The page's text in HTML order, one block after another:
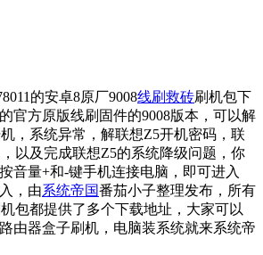
的安卓8原厂9008线刷救砖刷机包下
官方原版线刷固件的9008版本，可以解
，系统异常，解联想Z5开机密码，联
以及完成联想Z5的系统降级问题，你
音量+和-键手机连接电脑，即可进入
，由系统帝国番茄小子整理发布，所有
包都提供了多个下载地址，大家可以
由器盒子刷机，电脑装系统就来系统帝